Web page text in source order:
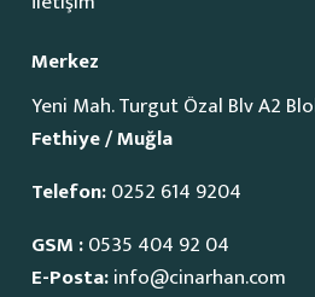
Merkez
Yeni Mah. Turgut Özal Blv A2
Fethiye / Muğla
Telefon:0252 614 9204
GSM :0535 404 92 04
E-Posta:info@cinarhan.com